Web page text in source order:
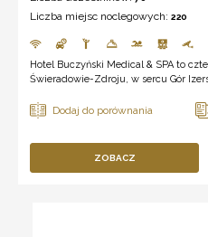
Liczba miejsc noclegowych: 220
Hotel Buczyński Medical & SPA to
Świeradowie-Zdroju, w sercu Gór
ZOBACZ